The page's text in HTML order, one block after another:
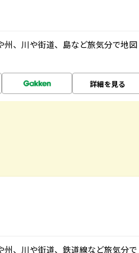
、川や街道、島など旅気分で地図
詳細を見る
、川や街道、鉄道線など旅気分で